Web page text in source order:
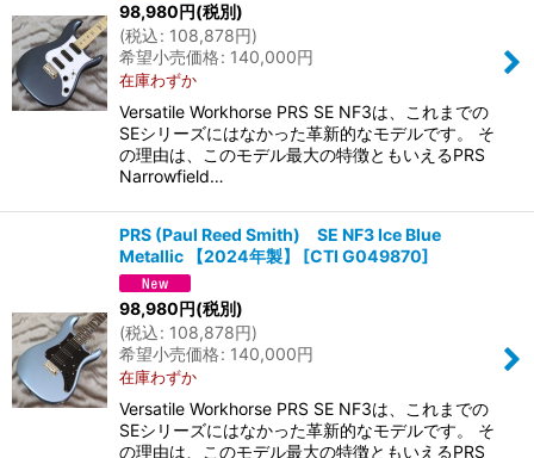
98,980円(税別)
(税込: 108,878円)
希望小売価格: 140,000円
在庫わずか
Versatile Workhorse PRS SE NF3は、これまでの
SEシリーズにはなかった革新的なモデルです。 そ
の理由は、このモデル最大の特徴ともいえるPRS
Narrowfield…
PRS (Paul Reed Smith) SE NF3 Ice Blue
Metallic 【2024年製】
[CTI G049870]
98,980円(税別)
(税込: 108,878円)
希望小売価格: 140,000円
在庫わずか
Versatile Workhorse PRS SE NF3は、これまでの
SEシリーズにはなかった革新的なモデルです。 そ
の理由は、このモデル最大の特徴ともいえるPRS